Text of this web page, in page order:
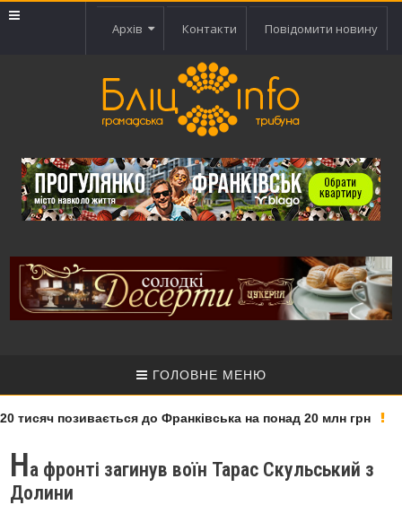
Архів Контакти Повідомити новину
ГОЛОВНЕ МЕНЮ
позивається до Франківська на понад 20 млн грн
На фронті загинув воїн Тарас Скульський з
Долини